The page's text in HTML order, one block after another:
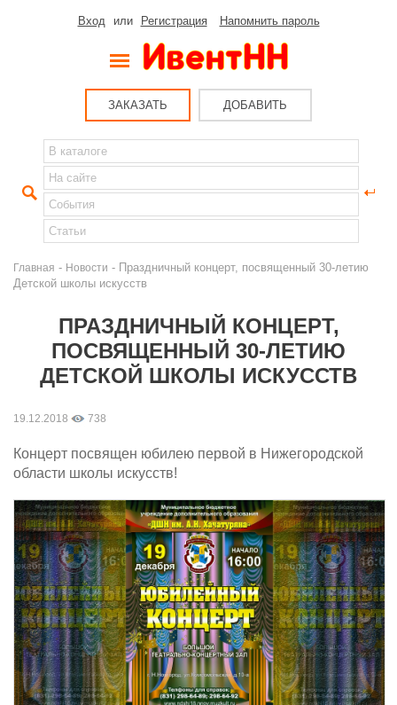
Вход или Регистрация Напомнить пароль
ЗАКАЗАТЬ ДОБАВИТЬ
Главная - Новости - Праздничный концерт, посвященный 30-летию
Детской школы искусств
ПРАЗДНИЧНЫЙ КОНЦЕРТ,
ПОСВЯЩЕННЫЙ 30-ЛЕТИЮ
ДЕТСКОЙ ШКОЛЫ ИСКУССТВ
19.12.2018 738
Концерт посвящен юбилею первой в Нижегородской
области школы искусств!